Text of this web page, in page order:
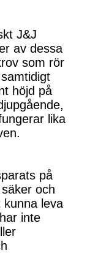
J&J
av dessa
som rör
höjd på
lika
på
och
leva
inte